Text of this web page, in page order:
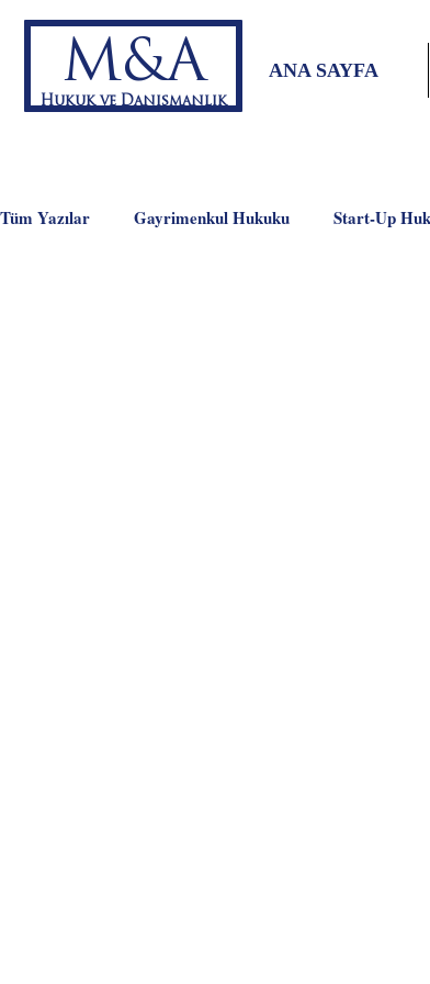
M&A
Hukuk ve Danışmanlık
ANA SAYFA
Tüm Yazılar Gayrimenkul Hukuku Start-Up